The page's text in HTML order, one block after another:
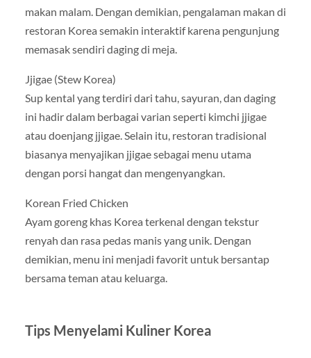
makan malam. Dengan demikian, pengalaman makan di
restoran Korea semakin interaktif karena pengunjung
memasak sendiri daging di meja.
Jjigae (Stew Korea)
Sup kental yang terdiri dari tahu, sayuran, dan daging
ini hadir dalam berbagai varian seperti kimchi jjigae
atau doenjang jjigae. Selain itu, restoran tradisional
biasanya menyajikan jjigae sebagai menu utama
dengan porsi hangat dan mengenyangkan.
Korean Fried Chicken
Ayam goreng khas Korea terkenal dengan tekstur
renyah dan rasa pedas manis yang unik. Dengan
demikian, menu ini menjadi favorit untuk bersantap
bersama teman atau keluarga.
Tips Menyelami Kuliner Korea